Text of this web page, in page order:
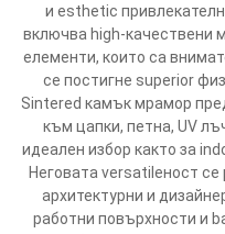
и esthetic
включва high-качествени
елементи, които са
се постигне superior
Sintered камък мрамор
към цапки, петна, UV
идеален избор както за
Неговата versatileност
архитектурни и
работни повърхности и